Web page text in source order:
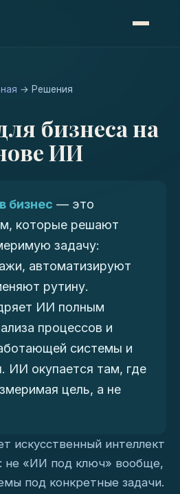
→ Решения
бизнеса на
ИИ
бизнес — это
которые решают
задачу:
автоматизируют
рутину.
ИИ полным
процессов и
системы и
ИИ окупается там, где
цель, а не
искусственный интеллект
не «ИИ под ключ» вообще,
под конкретные задачи.